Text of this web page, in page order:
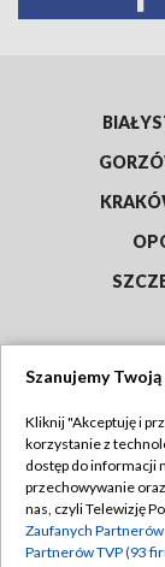
Abonament
Emisja w TVP
Szanujemy
Kliknij "Akceptuję i
korzystanie z
dostęp do informacji
przechowywanie
nas, czyli Telewizję
Zaufanych
Partnerów TVP (93